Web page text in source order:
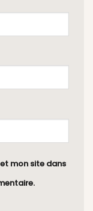
mon site dans